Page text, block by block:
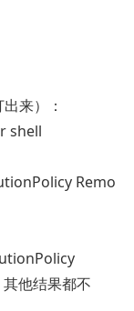
来）：
shell
Remo
他结果都不